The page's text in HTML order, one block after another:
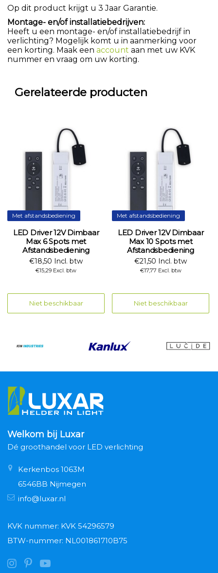
Op dit product krijgt u 3 Jaar Garantie.
Montage- en/of installatiebedrijven:
Heeft u een montage- en/of installatiebedrijf in
verlichting? Mogelijk komt u in aanmerking voor
een korting. Maak een account aan met uw KVK
nummer en vraag om uw korting.
Gerelateerde producten
Met afstandsbediening
LED Driver 12V Dimbaar
Max 6 Spots met
Afstandsbediening
€18,50 Incl. btw
€15,29 Excl. btw
Niet beschikbaar
Met afstandsbediening
LED Driver 12V Dimbaar
Max 10 Spots met
Afstandsbediening
€21,50 Incl. btw
€17,77 Excl. btw
Niet beschikbaar
Welkom bij Luxar
Dé groothandel voor LED verlichting
Kerkenbos 1063M
6546BB Nijmegen
info@luxar.nl
KVK nummer: KVK 54296579
BTW-nummer: NL001861710B75